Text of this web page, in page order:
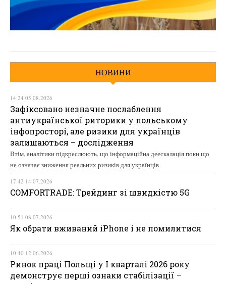
НОВИНИ
14:24 05.08.2026
Зафіксовано незначне послаблення
антиукраїнської риторики у польському
інфопросторі, але ризики для українців
залишаються – дослідження
Втім, аналітики підкреслюють, що інформаційна деескалація поки що
не означає зниження реальних ризиків для українців
17:42 14.07.2026
COMFORTRADE: Трейдинг зі швидкістю 5G
10:51 08.07.2026
Як обрати вживаний iPhone і не помилитися
10:40 12.06.2026
Ринок праці Польщі у І кварталі 2026 року
демонструє перші ознаки стабілізації –